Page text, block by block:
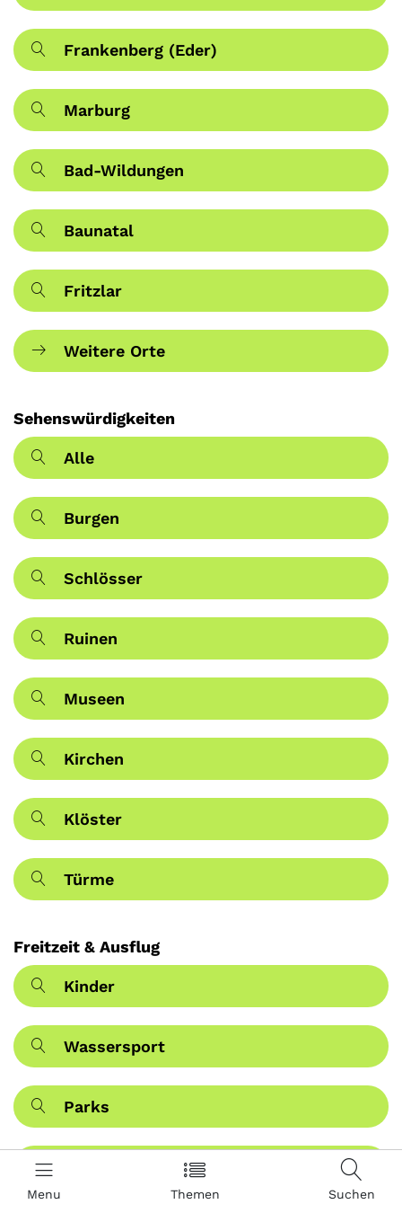
Menu Themen Suchen
Frankenberg (Eder)
Marburg
Bad-Wildungen
Baunatal
Fritzlar
Weitere Orte
Sehenswürdigkeiten
Alle
Burgen
Schlösser
Ruinen
Museen
Kirchen
Klöster
Türme
Freitzeit & Ausflug
Kinder
Wassersport
Parks